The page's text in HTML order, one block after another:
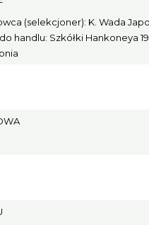
(selekcjoner): K. Wada
handlu: Szkółki Hankoneya